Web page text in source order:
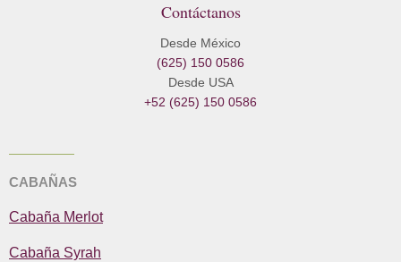
c
e
b
o
s
t
a
g
r
l
p
Contáctanos
Desde México
(625) 150 0586
Desde USA
+52 (625) 150 0586
CABAÑAS
Cabaña Merlot
Cabaña Syrah